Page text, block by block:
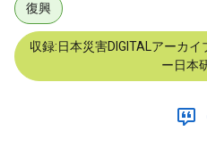
復興
収録:日本災害DIGITALアーカ
ー日本